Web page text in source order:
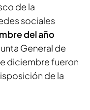
de la
sociales
del año
General de
diciembre fueron
de la